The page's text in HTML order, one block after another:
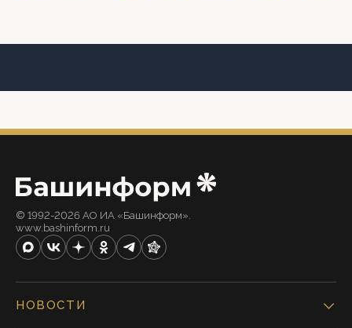
© 1992-2026 АО ИА «Башинформ».
www.bashinform.ru
НОВОСТИ